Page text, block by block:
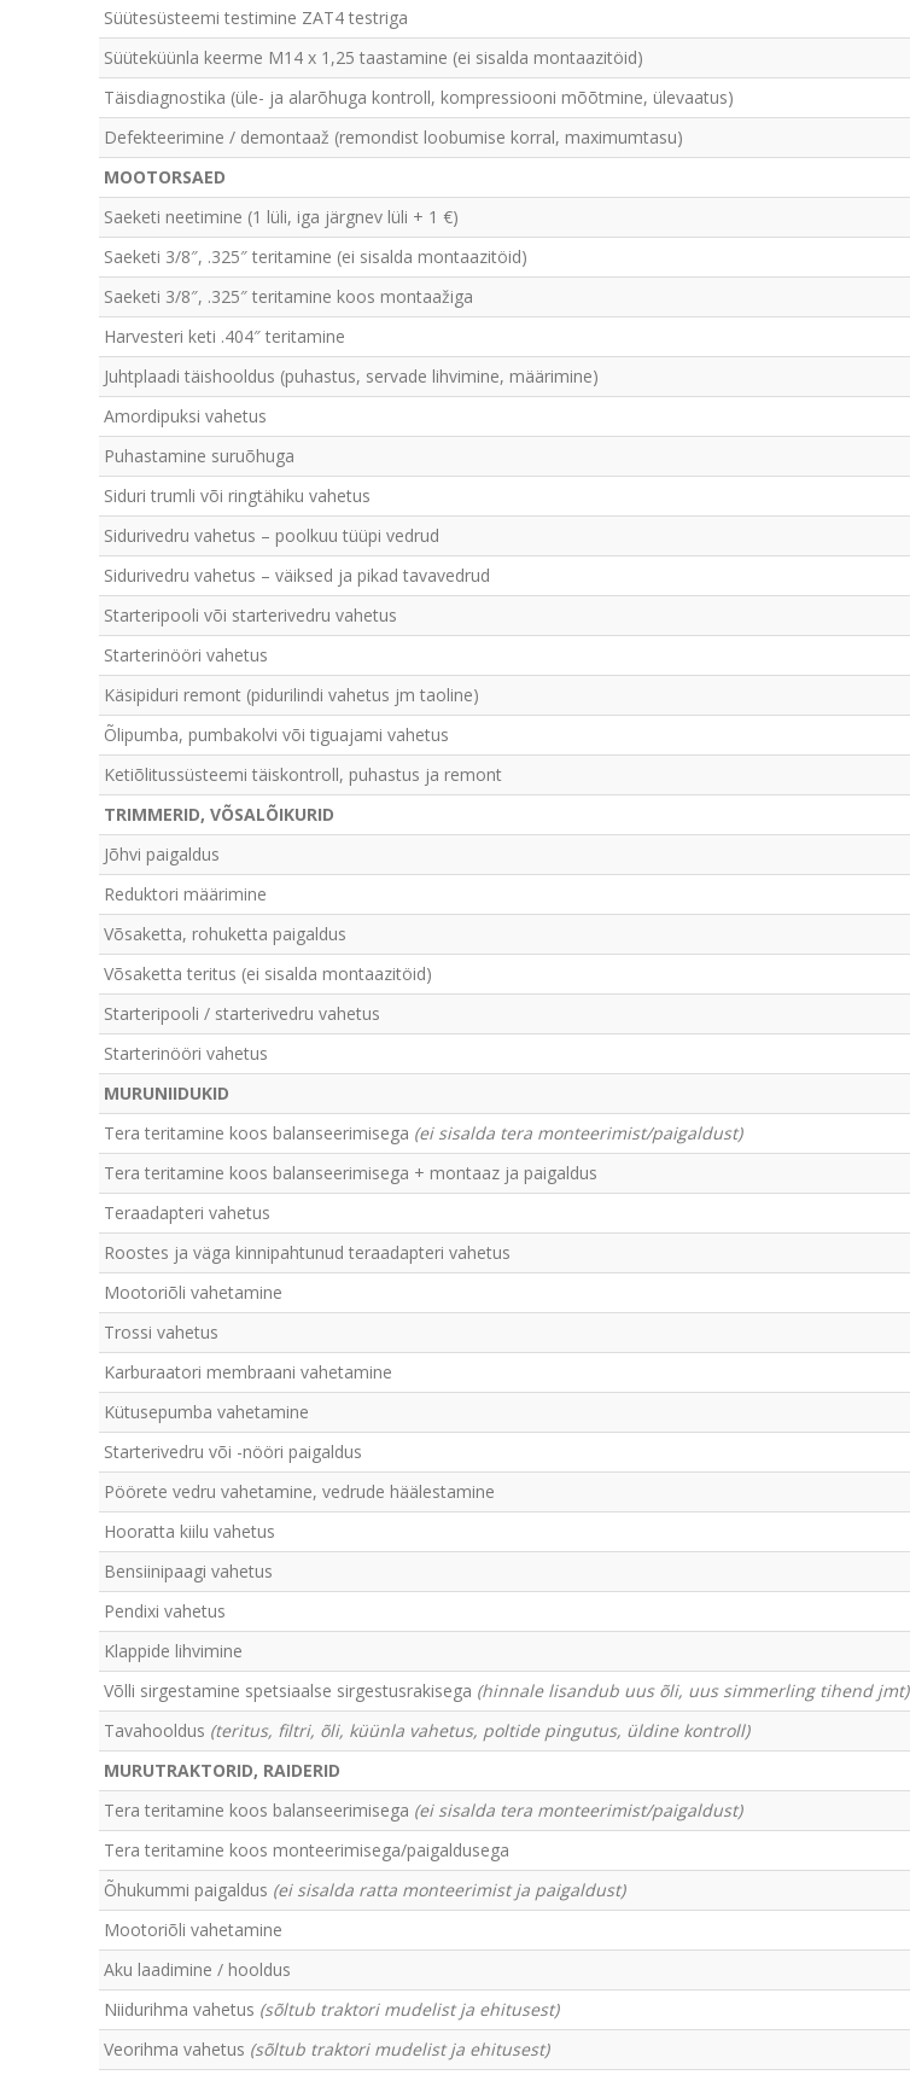
Süütesüsteemi testimine ZAT4 testriga
Süüteküünla keerme M14 x 1,25 taastamine (ei sisalda montaazitöid)
Täisdiagnostika (üle- ja alarõhuga kontroll, kompressiooni mõõtmine, ülevaatus)
Defekteerimine / demontaaž (remondist loobumise korral, maximumtasu)
MOOTORSAED
Saeketi neetimine (1 lüli, iga järgnev lüli + 1 €)
Saeketi 3/8″, .325″ teritamine (ei sisalda montaazitöid)
Saeketi 3/8″, .325″ teritamine koos montaažiga
Harvesteri keti .404″ teritamine
Juhtplaadi täishooldus (puhastus, servade lihvimine, määrimine)
Amordipuksi vahetus
Puhastamine suruõhuga
Siduri trumli või ringtähiku vahetus
Sidurivedru vahetus – poolkuu tüüpi vedrud
Sidurivedru vahetus – väiksed ja pikad tavavedrud
Starteripooli või starterivedru vahetus
Starterinööri vahetus
Käsipiduri remont (pidurilindi vahetus jm taoline)
Õlipumba, pumbakolvi või tiguajami vahetus
Ketiõlitussüsteemi täiskontroll, puhastus ja remont
TRIMMERID, VÕSALÕIKURID
Jõhvi paigaldus
Reduktori määrimine
Võsaketta, rohuketta paigaldus
Võsaketta teritus (ei sisalda montaazitöid)
Starteripooli / starterivedru vahetus
Starterinööri vahetus
MURUNIIDUKID
Tera teritamine koos balanseerimisega (ei sisalda tera monteerimist/paigaldust)
Tera teritamine koos balanseerimisega + montaaz ja paigaldus
Teraadapteri vahetus
Roostes ja väga kinnipahtunud teraadapteri vahetus
Mootoriõli vahetamine
Trossi vahetus
Karburaatori membraani vahetamine
Kütusepumba vahetamine
Starterivedru või -nööri paigaldus
Pöörete vedru vahetamine, vedrude häälestamine
Hooratta kiilu vahetus
Bensiinipaagi vahetus
Pendixi vahetus
Klappide lihvimine
Võlli sirgestamine spetsiaalse sirgestusrakisega (hinnale lisandub uus õli, uus simmerling tihend jmt)
Tavahooldus (teritus, filtri, õli, küünla vahetus, poltide pingutus, üldine kontroll)
MURUTRAKTORID, RAIDERID
Tera teritamine koos balanseerimisega (ei sisalda tera monteerimist/paigaldust)
Tera teritamine koos monteerimisega/paigaldusega
Õhukummi paigaldus (ei sisalda ratta monteerimist ja paigaldust)
Mootoriõli vahetamine
Aku laadimine / hooldus
Niidurihma vahetus (sõltub traktori mudelist ja ehitusest)
Veorihma vahetus (sõltub traktori mudelist ja ehitusest)